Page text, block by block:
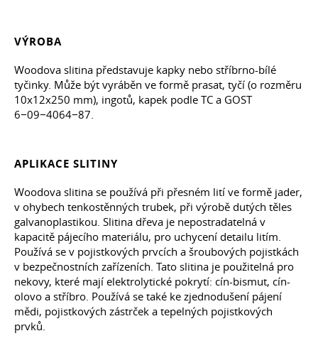
VÝROBA
Woodova slitina představuje kapky nebo stříbrno-bílé
tyčinky. Může být vyráběn ve formě prasat, tyčí (o rozměru
10x12x250 mm), ingotů, kapek podle TC a GOST
6−09−4064−87.
APLIKACE SLITINY
Woodova slitina se používá při přesném lití ve formě jader,
v ohybech tenkostěnných trubek, při výrobě dutých těles
galvanoplastikou. Slitina dřeva je nepostradatelná v
kapacitě pájecího materiálu, pro uchycení detailu litím.
Používá se v pojistkových prvcích a šroubových pojistkách
v bezpečnostních zařízeních. Tato slitina je použitelná pro
nekovy, které mají elektrolytické pokrytí: cín-bismut, cín-
olovo a stříbro. Používá se také ke zjednodušení pájení
mědi, pojistkových zástrček a tepelných pojistkových
prvků.